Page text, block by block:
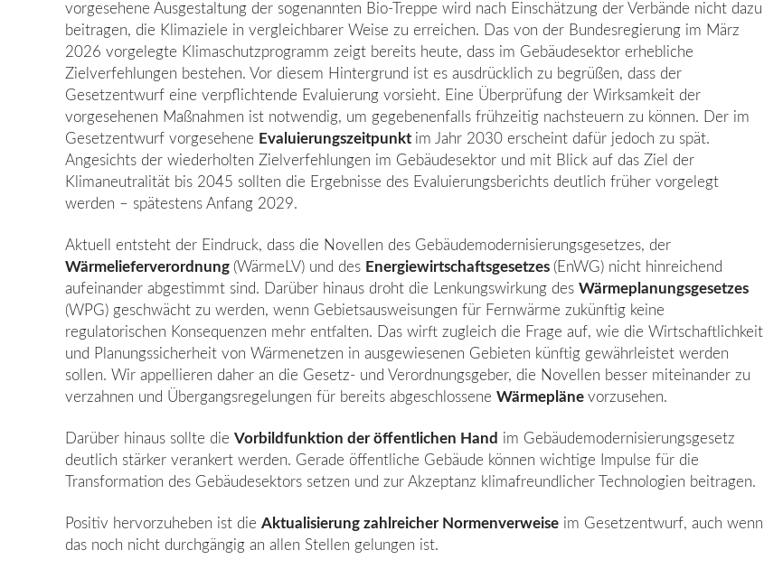
vorgesehene Ausgestaltung der sogenannten Bio-Treppe wird nach Einschätzung der Verbände nicht dazu
beitragen, die Klimaziele in vergleich­barer Weise zu erreichen. Das von der Bundesregierung im März
2026 vorgelegte Klima­schutzprogramm zeigt bereits heute, dass im Gebäudesektor erhebliche
Zielverfehlungen be­stehen. Vor diesem Hintergrund ist es ausdrücklich zu begrüßen, dass der
Gesetzentwurf eine verpflichtende Evaluierung vorsieht. Eine Überprüfung der Wirksamkeit der
vorgesehenen Maßnahmen ist notwendig, um gegebenenfalls frühzeitig nachsteuern zu können. Der im
Ge­setzentwurf vorgesehene Evaluierungszeitpunkt im Jahr 2030 erscheint dafür jedoch zu spät.
Angesichts der wiederholten Zielverfehlungen im Gebäudesektor und mit Blick auf das Ziel der
Klimaneutralität bis 2045 sollten die Ergebnisse des Evaluierungsberichts deutlich frü­her vorgelegt
werden – spätestens Anfang 2029.
Aktuell entsteht der Eindruck, dass die Novellen des Gebäudemodernisierungsgesetzes, der
Wärmelieferverordnung (WärmeLV) und des Energiewirtschaftsgesetzes (EnWG) nicht hinreichend
aufeinander abgestimmt sind. Darüber hinaus droht die Lenkungswirkung des Wärmeplanungsgesetzes
(WPG) geschwächt zu werden, wenn Gebietsausweisungen für Fernwärme zukünftig keine
regulatorischen Konsequenzen mehr entfalten. Das wirft zugleich die Frage auf, wie die Wirtschaftlichkeit
und Planungssicherheit von Wärmenetzen in ausge­wiesenen Gebieten künftig gewährleistet werden
sollen. Wir appellieren daher an die Gesetz- und Verordnungsgeber, die Novellen besser miteinander zu
verzahnen und Übergangsrege­lungen für bereits abgeschlossene Wärmepläne vorzusehen.
Darüber hinaus sollte die Vorbildfunktion der öffentlichen Hand im Gebäudemodernisie­rungsgesetz
deutlich stärker verankert werden. Gerade öffentliche Gebäude können wichtige Impulse für die
Transformation des Gebäudesektors setzen und zur Akzeptanz klimafreundli­cher Technologien beitragen.
Positiv hervorzuheben ist die Aktualisierung zahlreicher Normenverweise im Gesetzent­wurf, auch wenn
das noch nicht durchgängig an allen Stellen gelungen ist.